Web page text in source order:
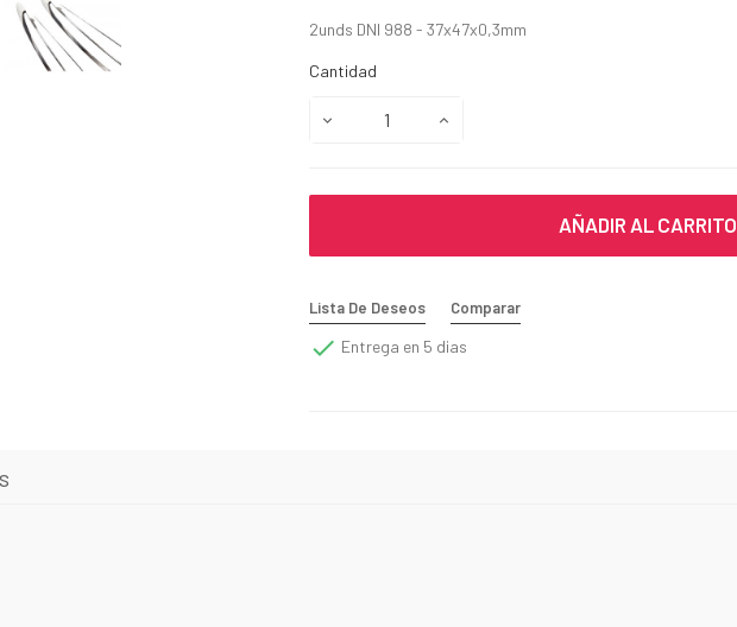
2unds DNI 988 - 37x47x0,3mm
Cantidad
AÑADIR AL CARRITO
Lista De Deseos Comparar
 Entrega en 5 dias